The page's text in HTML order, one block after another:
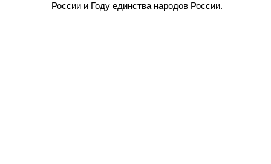
России и Году единства народов России.